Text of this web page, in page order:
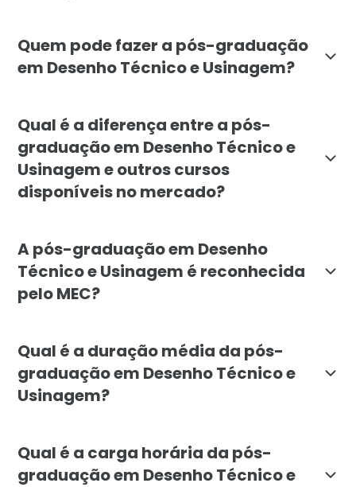
Quem pode fazer a pós-graduação
em Desenho Técnico e Usinagem?
Qual é a diferença entre a pós-
graduação em Desenho Técnico e
Usinagem e outros cursos
disponíveis no mercado?
A pós-graduação em Desenho
Técnico e Usinagem é reconhecida
pelo MEC?
Qual é a duração média da pós-
graduação em Desenho Técnico e
Usinagem?
Qual é a carga horária da pós-
graduação em Desenho Técnico e